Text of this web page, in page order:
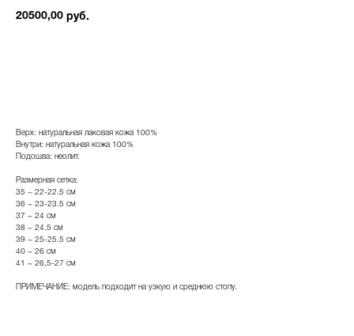
20500,00 руб.
Верх: натуральная лаковая кожа 100%
Внутри: натуральная кожа 100%
Подошва: неолит.
Размерная сетка:
35 ~ 22-22.5 cм
36 ~ 23-23.5 cм
37 ~ 24 cм
38 ~ 24.5 см
39 ~ 25-25.5 см
40 ~ 26 см
41 ~ 26,5-27 см
ПРИМЕЧАНИЕ: модель подходит на узкую и среднюю стопу.